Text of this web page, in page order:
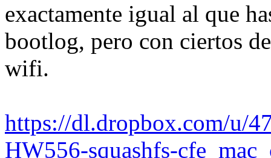
exactamente igual al que
bootlog, pero con ciertos
wifi.
https://dl.dropbox.com/u/
HW556-squashfs-